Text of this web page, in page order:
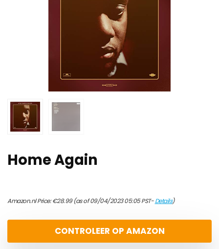
Home Again
Amazon.nl Price:€28.99(as of 09/04/2023 05:05 PST-Details)
CONTROLEER OP AMAZON